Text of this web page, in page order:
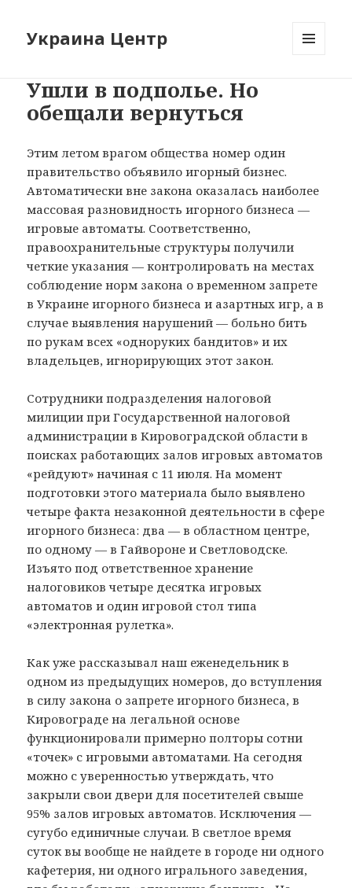
Украина Центр
Ушли в подполье. Но
обещали вернуться
Этим летом врагом общества номер один
правительство объявило игорный бизнес.
Автоматически вне закона оказалась наиболее
массовая разновидность игорного бизнеса —
игровые автоматы. Соответственно,
правоохранительные структуры получили
четкие указания — контролировать на местах
соблюдение норм закона о временном запрете
в Украине игорного бизнеса и азартных игр, а в
случае выявления нарушений — больно бить
по рукам всех «одноруких бандитов» и их
владельцев, игнорирующих этот закон.
Сотрудники подразделения налоговой
милиции при Государственной налоговой
администрации в Кировоградской области в
поисках работающих залов игровых автоматов
«рейдуют» начиная с 11 июля. На момент
подготовки этого материала было выявлено
четыре факта незаконной деятельности в сфере
игорного бизнеса: два — в областном центре,
по одному — в Гайвороне и Светловодске.
Изъято под ответственное хранение
налоговиков четыре десятка игровых
автоматов и один игровой стол типа
«электронная рулетка».
Как уже рассказывал наш еженедельник в
одном из предыдущих номеров, до вступления
в силу закона о запрете игорного бизнеса, в
Кировограде на легальной основе
функционировали примерно полторы сотни
«точек» с игровыми автоматами. На сегодня
можно с уверенностью утверждать, что
закрыли свои двери для посетителей свыше
95% залов игровых автоматов. Исключения —
сугубо единичные случаи. В светлое время
суток вы вообще не найдете в городе ни одного
кафетерия, ни одного игрального заведения,